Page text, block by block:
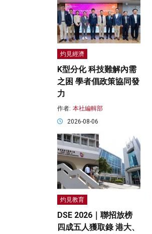
灼見經濟
K型分化 科技難解內需
之困 學者倡政策協同發
力
作者: 本社編輯部
2026-08-06
灼見教育
DSE 2026｜聯招放榜
四成五人獲取錄 港大、